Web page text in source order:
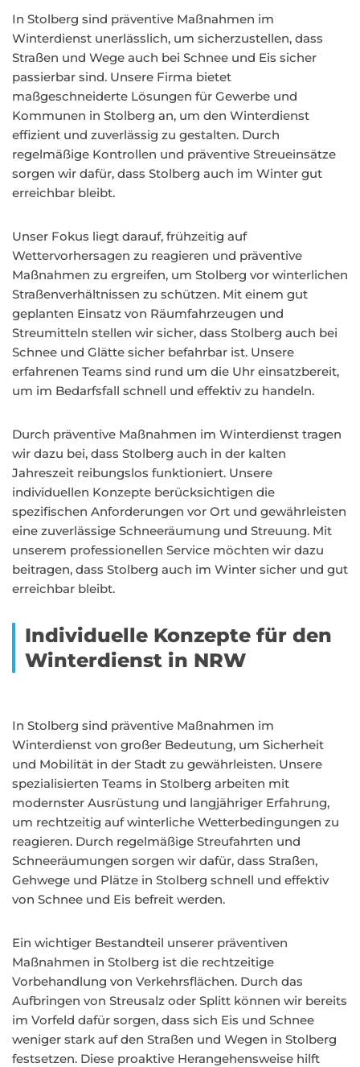
In Stolberg sind präventive Maßnahmen im
Winterdienst unerlässlich, um sicherzustellen, dass
Straßen und Wege auch bei Schnee und Eis sicher
passierbar sind. Unsere Firma bietet
maßgeschneiderte Lösungen für Gewerbe und
Kommunen in Stolberg an, um den Winterdienst
effizient und zuverlässig zu gestalten. Durch
regelmäßige Kontrollen und präventive Streueinsätze
sorgen wir dafür, dass Stolberg auch im Winter gut
erreichbar bleibt.
Unser Fokus liegt darauf, frühzeitig auf
Wettervorhersagen zu reagieren und präventive
Maßnahmen zu ergreifen, um Stolberg vor winterlichen
Straßenverhältnissen zu schützen. Mit einem gut
geplanten Einsatz von Räumfahrzeugen und
Streumitteln stellen wir sicher, dass Stolberg auch bei
Schnee und Glätte sicher befahrbar ist. Unsere
erfahrenen Teams sind rund um die Uhr einsatzbereit,
um im Bedarfsfall schnell und effektiv zu handeln.
Durch präventive Maßnahmen im Winterdienst tragen
wir dazu bei, dass Stolberg auch in der kalten
Jahreszeit reibungslos funktioniert. Unsere
individuellen Konzepte berücksichtigen die
spezifischen Anforderungen vor Ort und gewährleisten
eine zuverlässige Schneeräumung und Streuung. Mit
unserem professionellen Service möchten wir dazu
beitragen, dass Stolberg auch im Winter sicher und gut
erreichbar bleibt.
Individuelle Konzepte für den
Winterdienst in NRW
In Stolberg sind präventive Maßnahmen im
Winterdienst von großer Bedeutung, um Sicherheit
und Mobilität in der Stadt zu gewährleisten. Unsere
spezialisierten Teams in Stolberg arbeiten mit
modernster Ausrüstung und langjähriger Erfahrung,
um rechtzeitig auf winterliche Wetterbedingungen zu
reagieren. Durch regelmäßige Streufahrten und
Schneeräumungen sorgen wir dafür, dass Straßen,
Gehwege und Plätze in Stolberg schnell und effektiv
von Schnee und Eis befreit werden.
Ein wichtiger Bestandteil unserer präventiven
Maßnahmen in Stolberg ist die rechtzeitige
Vorbehandlung von Verkehrsflächen. Durch das
Aufbringen von Streusalz oder Splitt können wir bereits
im Vorfeld dafür sorgen, dass sich Eis und Schnee
weniger stark auf den Straßen und Wegen in Stolberg
festsetzen. Diese proaktive Herangehensweise hilft